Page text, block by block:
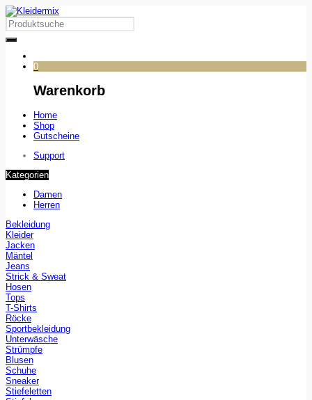
0
Warenkorb
Home
Shop
Gutscheine
Support
Kategorien
Damen
Herren
Bekleidung
Kleider
Jacken
Mäntel
Jeans
Strick & Sweat
Hosen
Tops
T-Shirts
Röcke
Sportbekleidung
Unterwäsche
Strümpfe
Blusen
Schuhe
Sneaker
Stiefeletten